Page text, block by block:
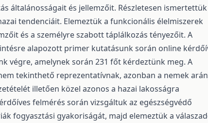
általánosságait és jellemzőit. Részletesen ismertettük
tendenciáit. Elemeztük a funkcionális élelmiszerek
és a személyre szabott táplálkozás tényezőit. A
alapozott primer kutatásunk során online
végre, amelynek során 231 főt kérdeztünk meg. A
tekinthető reprezentatívnak, azonban a nemek
illetően közel azonos a hazai lakosságra
felmérés során vizsgáltuk az egészségvédő
fogyasztási gyakoriságát, majd elemeztük a